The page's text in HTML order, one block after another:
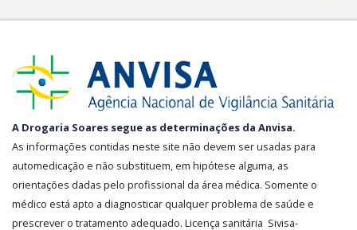
A Drogaria Soares segue as determinações da Anvisa.
As informações contidas neste site não devem ser usadas para
automedicação e não substituem, em hipótese alguma, as
orientações dadas pelo profissional da área médica. Somente o
médico está apto a diagnosticar qualquer problema de saúde e
prescrever o tratamento adequado. Licença sanitária Sivisa-